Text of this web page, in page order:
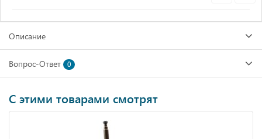
Описание
Вопрос-Ответ 0
С этими товарами смотрят